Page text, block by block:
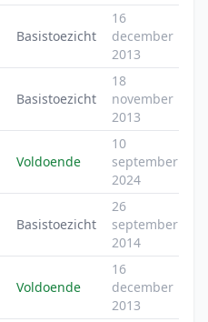
Basistoezicht
16
december
2013
Basistoezicht
18
november
2013
Voldoende
10
september
2024
Basistoezicht
26
september
2014
Voldoende
16
december
2013